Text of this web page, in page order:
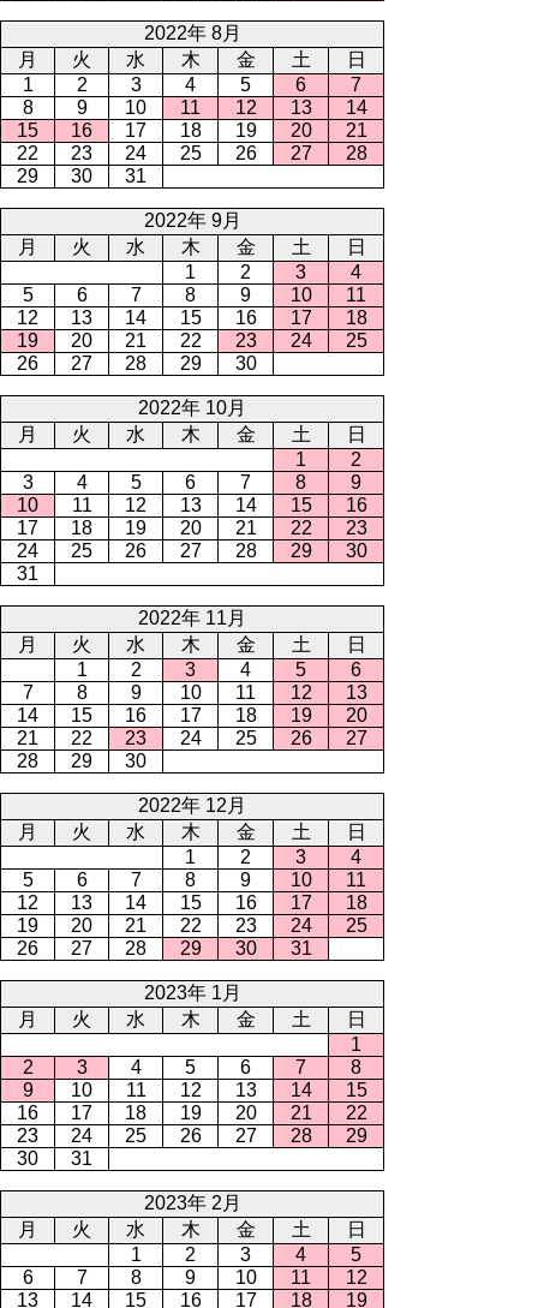
2022年 8月
月
火 水 木 金 土
日
1
2 3 4 5 6
7
8
9 10 11 12 13
14
15
16 17 18 19 20
21
22
23 24 25 26 27
28
29
30 31
2022年 9月
月
火 水 木 金 土
日
1
2 3
4
5
6 7 8 9 10
11
12
13 14 15 16 17
18
19
20 21 22 23 24
25
26
27 28 29 30
2022年 10月
月
火 水 木 金 土
日
1
2
3
4 5 6 7 8
9
10
11 12 13 14 15
16
17
18 19 20 21 22
23
24
25 26 27 28 29
30
31
2022年 11月
月
火 水 木 金 土
日
1
2 3 4 5
6
7
8 9 10 11 12
13
14
15 16 17 18 19
20
21
22 23 24 25 26
27
28
29 30
2022年 12月
月
火 水 木 金 土
日
1
2 3
4
5
6 7 8 9 10
11
12
13 14 15 16 17
18
19
20 21 22 23 24
25
26
27 28 29 30 31
2023年 1月
月
火 水 木 金 土
日
1
2
3 4 5 6 7
8
9
10 11 12 13 14
15
16
17 18 19 20 21
22
23
24 25 26 27 28
29
30
31
2023年 2月
月
火 水 木 金 土
日
1
2 3 4
5
6
7 8 9 10 11
12
13
14 15 16 17 18 19